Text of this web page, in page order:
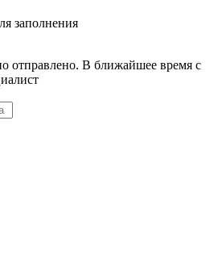
заполнения
отправлено. В ближайшее время с